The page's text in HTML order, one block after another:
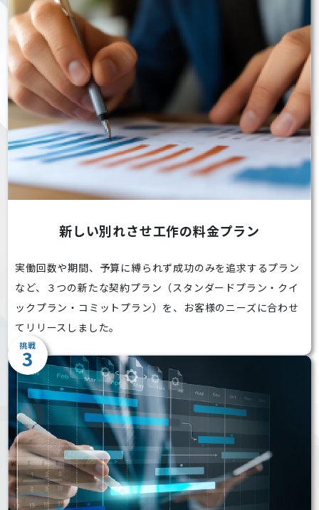
新しい別れさせ工作の料金プラン
実働回数や期間、予算に縛られず成功のみを追求するプラン
など、３つの新たな契約プラン（スタンダードプラン・クイ
ックプラン・コミットプラン）を、お客様のニーズに合わせ
てリリースしました。
挑戦
3